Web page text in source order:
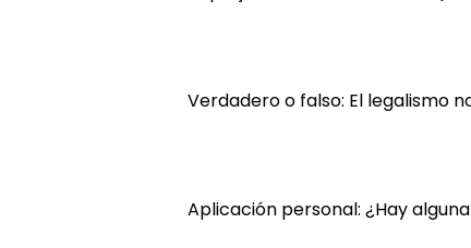
Verdadero o falso: El legalismo
Aplicación personal: ¿Hay